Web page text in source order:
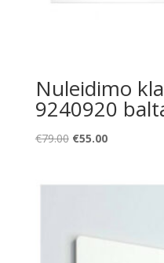
Nuleidimo
9240920
€79.00 Original
€55.00Current